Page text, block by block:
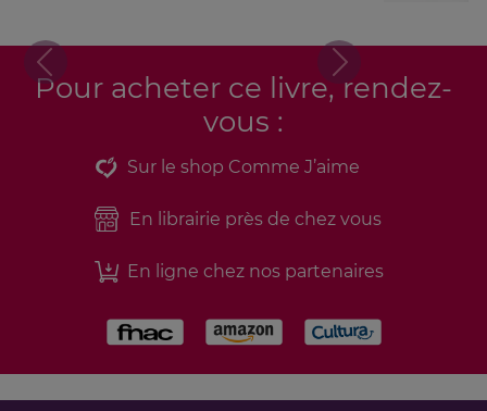
Previous Next
Pour acheter ce livre, rendez-
vous :
Sur le shop Comme J’aime
En librairie près de chez vous
En ligne chez nos partenaires